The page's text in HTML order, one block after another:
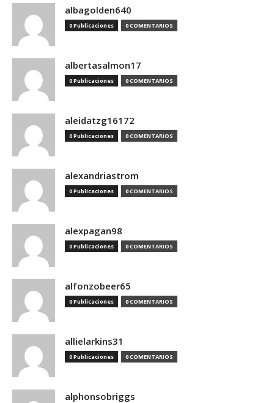
albagolden640
0 Publicaciones 0 COMENTARIOS
albertasalmon17
0 Publicaciones 0 COMENTARIOS
aleidatzg16172
0 Publicaciones 0 COMENTARIOS
alexandriastrom
0 Publicaciones 0 COMENTARIOS
alexpagan98
0 Publicaciones 0 COMENTARIOS
alfonzobeer65
0 Publicaciones 0 COMENTARIOS
allielarkins31
0 Publicaciones 0 COMENTARIOS
alphonsobriggs